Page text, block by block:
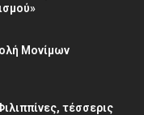
Μονίμων
τέσσερις